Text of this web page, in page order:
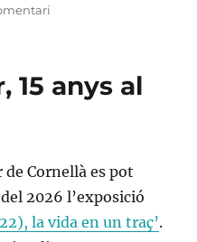
franquisme
15 anys al
de Cornellà es pot
2026 l’exposició
la vida en un traç’.